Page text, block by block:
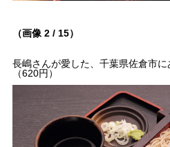
（画像 2 / 15）
長嶋さんが愛した、千葉県佐倉市
（620円）